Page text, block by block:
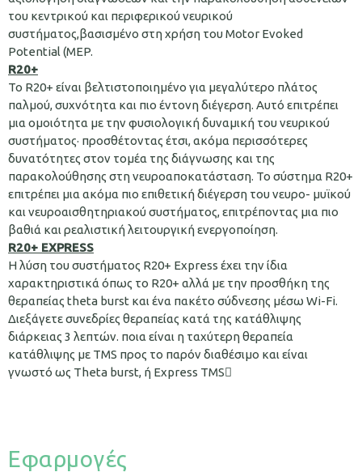
του κεντρικού και περιφερικού νευρικού
συστήματος,βασισμένο στη χρήση του Motor Evoked
Potential (MEP.
R20+
Το R20+ είναι βελτιστοποιημένο για μεγαλύτερο πλάτος
παλμού, συχνότητα και πιο έντονη διέγερση. Αυτό επιτρέπει
μια ομοιότητα με την φυσιολογική δυναμική του νευρικού
συστήματος· προσθέτοντας έτσι, ακόμα περισσότερες
δυνατότητες στον τομέα της διάγνωσης και της
παρακολούθησης στη νευροαποκατάσταση. Το σύστημα R20+
επιτρέπει μια ακόμα πιο επιθετική διέγερση του νευρο- μυϊκού
και νευροαισθητηριακού συστήματος, επιτρέποντας μια πιο
βαθιά και ρεαλιστική λειτουργική ενεργοποίηση.
R20+ EXPRESS
Η λύση του συστήματος R20+ Express έχει την ίδια
χαρακτηριστικά όπως το R20+ αλλά με την προσθήκη της
θεραπείας theta burst και ένα πακέτο σύδνεσης μέσω Wi-Fi.
Διεξάγετε συνεδρίες θεραπείας κατά της κατάθλιψης
διάρκειας 3 λεπτών. ποια είναι η ταχύτερη θεραπεία
κατάθλιψης με TMS προς το παρόν διαθέσιμο και είναι
γνωστό ως Theta burst, ή Express TMS
Εφαρμογές